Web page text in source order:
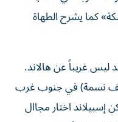
كما يشرح الطهاة
ليس غريباً عن هالاند.
من بلدة براين الصغيرة (15 ألف نسمة) في جنوب غرب
إسبيلاند اختار مجاال